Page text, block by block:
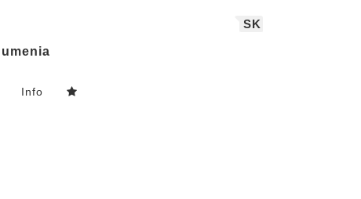
SK
umenia
Info